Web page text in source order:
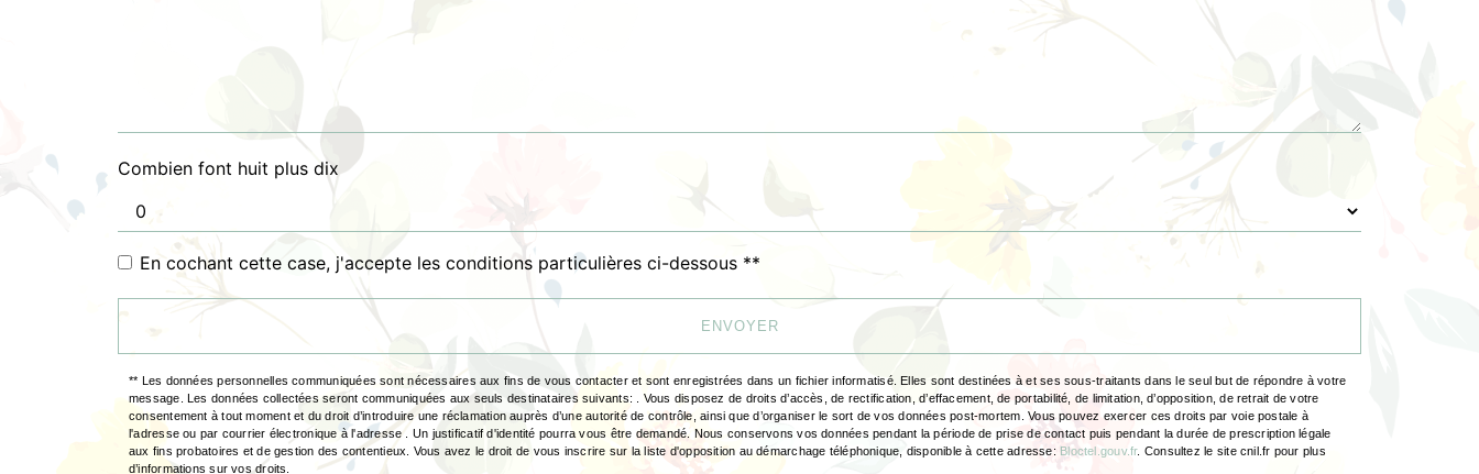
Combien font huit plus dix
En cochant cette case, j'accepte les conditions particulières ci-dessous **
ENVOYER
** Les données personnelles communiquées sont nécessaires aux fins de vous contacter et sont enregistrées dans un fichier informatisé. Elles sont destinées à et ses sous-traitants dans le seul but de répondre à votre
message. Les données collectées seront communiquées aux seuls destinataires suivants: . Vous disposez de droits d’accès, de rectification, d’effacement, de portabilité, de limitation, d’opposition, de retrait de votre
consentement à tout moment et du droit d’introduire une réclamation auprès d’une autorité de contrôle, ainsi que d’organiser le sort de vos données post-mortem. Vous pouvez exercer ces droits par voie postale à
l'adresse ou par courrier électronique à l'adresse . Un justificatif d'identité pourra vous être demandé. Nous conservons vos données pendant la période de prise de contact puis pendant la durée de prescription légale
aux fins probatoires et de gestion des contentieux. Vous avez le droit de vous inscrire sur la liste d'opposition au démarchage téléphonique, disponible à cette adresse: Bloctel.gouv.fr. Consultez le site cnil.fr pour plus
d’informations sur vos droits.